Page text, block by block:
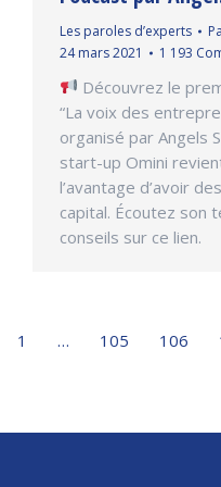
Les paroles d’experts
24 mars 2021
1 193
Découvrez le
“La voix des
organisé par Angels
start-up Omini
l’avantage d’avoir
capital. Écoutez son
conseils sur ce lien.
1 … 105 106